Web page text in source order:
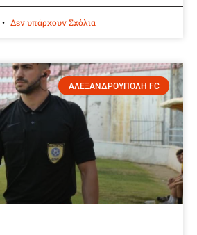
Δεν υπάρχουν Σχόλια
ΑΛΕΞΑΝΔΡΟΥΠΟΛΗ FC